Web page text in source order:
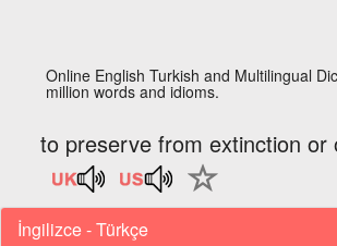
Online English Turkish and Multilingual
million words and idioms.
to preserve from extinction or
İngilizce - Türkçe